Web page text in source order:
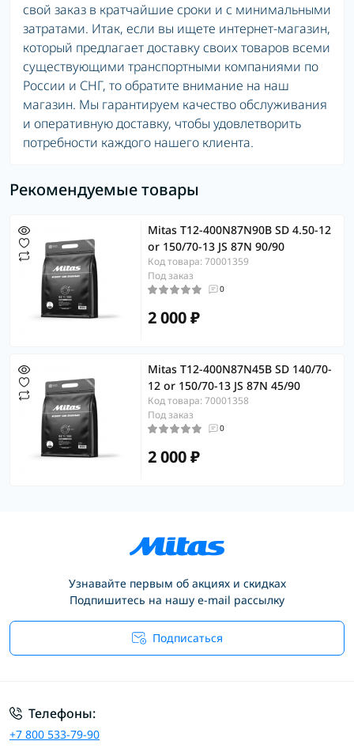
свой заказ в кратчайшие сроки и с минимальными
затратами. Итак, если вы ищете интернет-магазин,
который предлагает доставку своих товаров всеми
существующими транспортными компаниями по
России и СНГ, то обратите внимание на наш
магазин. Мы гарантируем качество обслуживания
и оперативную доставку, чтобы удовлетворить
потребности каждого нашего клиента.
Рекомендуемые товары
Mitas T12-400N87N90B SD 4.50-12
or 150/70-13 JS 87N 90/90
Код товара: 70001359
Под заказ
0
2 000 ₽
Mitas T12-400N87N45B SD 140/70-
12 or 150/70-13 JS 87N 45/90
Код товара: 70001358
Под заказ
0
2 000 ₽
Узнавайте первым об акциях и скидках
Подпишитесь на нашу e-mail рассылку
Подписаться
Телефоны:
+7 800 533-79-90